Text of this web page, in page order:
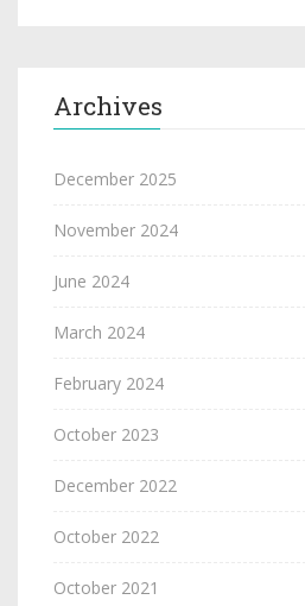
Archives
December 2025
November 2024
June 2024
March 2024
February 2024
October 2023
December 2022
October 2022
October 2021